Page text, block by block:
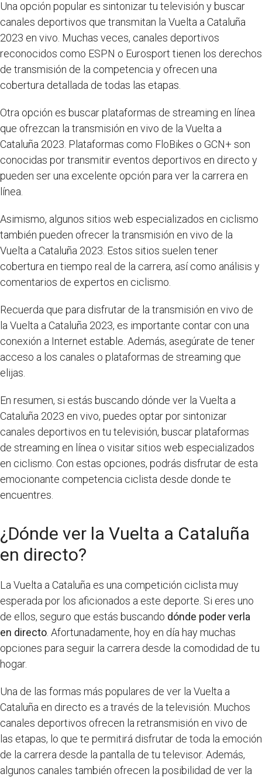
Una opción popular es sintonizar tu televisión y buscar
canales deportivos que transmitan la Vuelta a Cataluña
2023 en vivo. Muchas veces, canales deportivos
reconocidos como ESPN o Eurosport tienen los derechos
de transmisión de la competencia y ofrecen una
cobertura detallada de todas las etapas.
Otra opción es buscar plataformas de streaming en línea
que ofrezcan la transmisión en vivo de la Vuelta a
Cataluña 2023. Plataformas como FloBikes o GCN+ son
conocidas por transmitir eventos deportivos en directo y
pueden ser una excelente opción para ver la carrera en
línea.
Asimismo, algunos sitios web especializados en ciclismo
también pueden ofrecer la transmisión en vivo de la
Vuelta a Cataluña 2023. Estos sitios suelen tener
cobertura en tiempo real de la carrera, así como análisis y
comentarios de expertos en ciclismo.
Recuerda que para disfrutar de la transmisión en vivo de
la Vuelta a Cataluña 2023, es importante contar con una
conexión a Internet estable. Además, asegúrate de tener
acceso a los canales o plataformas de streaming que
elijas.
En resumen, si estás buscando dónde ver la Vuelta a
Cataluña 2023 en vivo, puedes optar por sintonizar
canales deportivos en tu televisión, buscar plataformas
de streaming en línea o visitar sitios web especializados
en ciclismo. Con estas opciones, podrás disfrutar de esta
emocionante competencia ciclista desde donde te
encuentres.
¿Dónde ver la Vuelta a Cataluña
en directo?
La Vuelta a Cataluña es una competición ciclista muy
esperada por los aficionados a este deporte. Si eres uno
de ellos, seguro que estás buscando dónde poder verla
en directo . Afortunadamente, hoy en día hay muchas
opciones para seguir la carrera desde la comodidad de tu
hogar.
Una de las formas más populares de ver la Vuelta a
Cataluña en directo es a través de la televisión. Muchos
canales deportivos ofrecen la retransmisión en vivo de
las etapas, lo que te permitirá disfrutar de toda la emoción
de la carrera desde la pantalla de tu televisor. Además,
algunos canales también ofrecen la posibilidad de ver la